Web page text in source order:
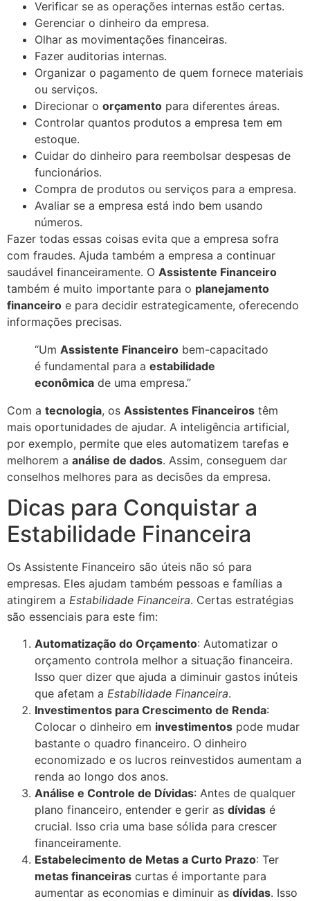
Verificar se as operações internas estão certas.
Gerenciar o dinheiro da empresa.
Olhar as movimentações financeiras.
Fazer auditorias internas.
Organizar o pagamento de quem fornece materiais
ou serviços.
Direcionar o orçamento para diferentes áreas.
Controlar quantos produtos a empresa tem em
estoque.
Cuidar do dinheiro para reembolsar despesas de
funcionários.
Compra de produtos ou serviços para a empresa.
Avaliar se a empresa está indo bem usando
números.
Fazer todas essas coisas evita que a empresa sofra
com fraudes. Ajuda também a empresa a continuar
saudável financeiramente. O Assistente Financeiro
também é muito importante para o planejamento
financeiro e para decidir estrategicamente, oferecendo
informações precisas.
“Um Assistente Financeiro bem-capacitado
é fundamental para a estabilidade
econômica de uma empresa.”
Com a tecnologia, os Assistentes Financeiros têm
mais oportunidades de ajudar. A inteligência artificial,
por exemplo, permite que eles automatizem tarefas e
melhorem a análise de dados. Assim, conseguem dar
conselhos melhores para as decisões da empresa.
Dicas para Conquistar a
Estabilidade Financeira
Os Assistente Financeiro são úteis não só para
empresas. Eles ajudam também pessoas e famílias a
atingirem a Estabilidade Financeira. Certas estratégias
são essenciais para este fim:
Automatização do Orçamento: Automatizar o
orçamento controla melhor a situação financeira.
Isso quer dizer que ajuda a diminuir gastos inúteis
que afetam a Estabilidade Financeira.
Investimentos para Crescimento de Renda:
Colocar o dinheiro em investimentos pode mudar
bastante o quadro financeiro. O dinheiro
economizado e os lucros reinvestidos aumentam a
renda ao longo dos anos.
Análise e Controle de Dívidas: Antes de qualquer
plano financeiro, entender e gerir as dívidas é
crucial. Isso cria uma base sólida para crescer
financeiramente.
Estabelecimento de Metas a Curto Prazo: Ter
metas financeiras curtas é importante para
aumentar as economias e diminuir as dívidas. Isso